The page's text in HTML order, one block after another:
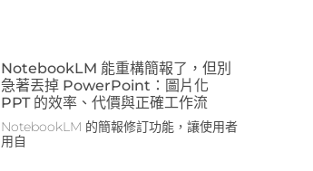
NotebookLM 能重構簡報了，但別
急著丟掉 PowerPoint：圖片化
PPT 的效率、代價與正確工作流
NotebookLM 的簡報修訂功能，讓使用者
用自